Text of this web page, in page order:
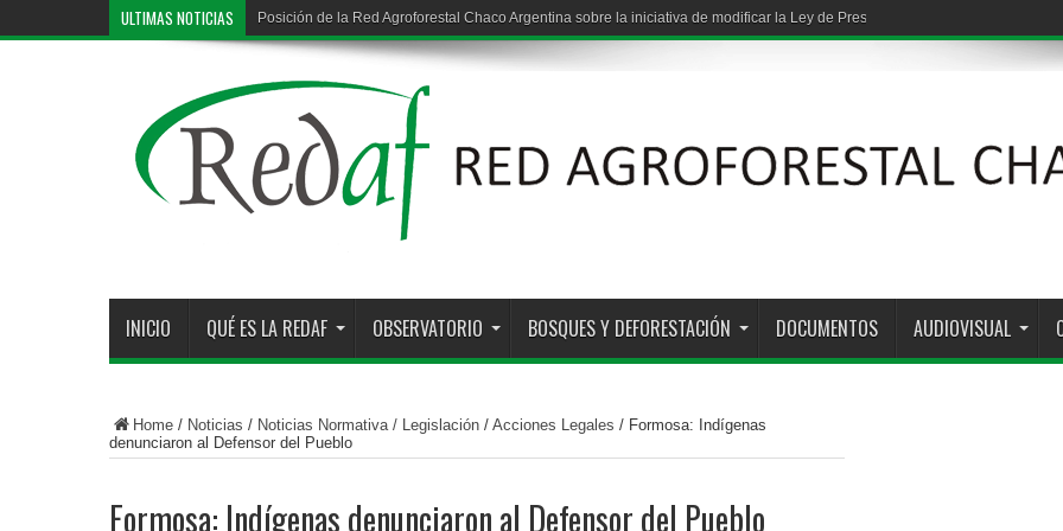
ULTIMAS NOTICIAS Posición de la Red Agroforestal Chaco Argentina sobre la iniciativa de modificar la Ley de Presupuestos Mínimos de
Deforestación ilegal en la región chaqueña: vínculos entre grandes capitales y los estados provinciales
INICIO QUÉ ES LA REDAF OBSERVATORIO BOSQUES Y DEFORESTACIÓN DOCUMENTOS AUDIOVISUAL
Home / Noticias / Noticias Normativa / Legislación / Acciones Legales / Formosa: Indígenas
denunciaron al Defensor del Pueblo
Formosa: Indígenas denunciaron al Defensor del Pueblo